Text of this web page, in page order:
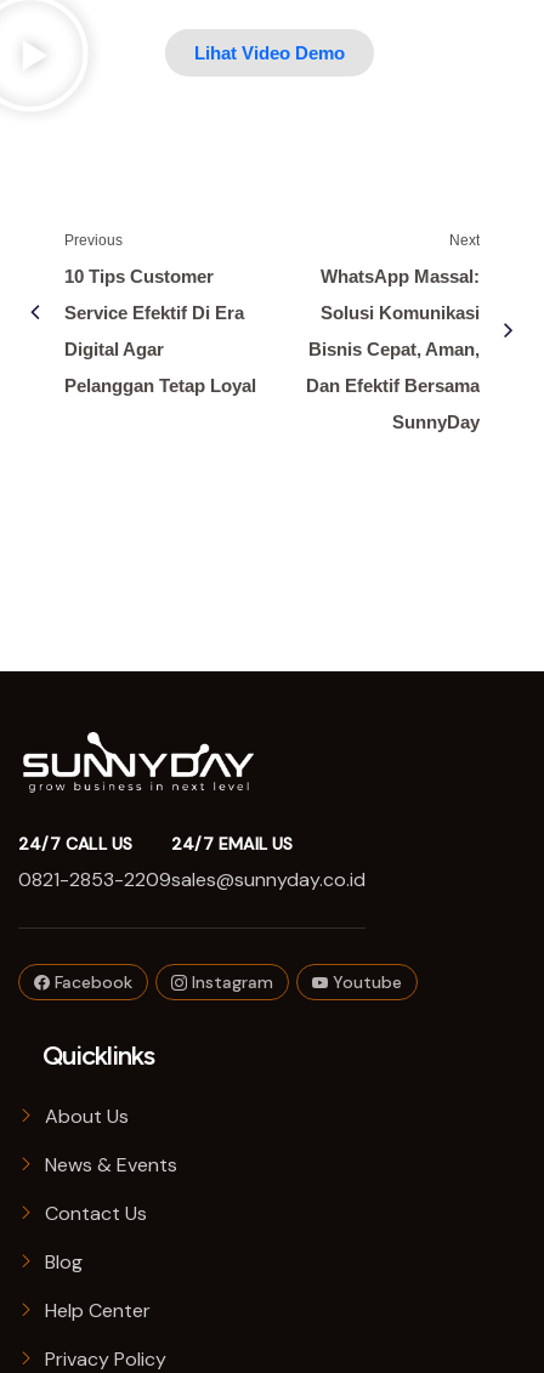
Lihat Video Demo
Previous
10 Tips Customer
Service Efektif Di Era
Digital Agar
Pelanggan Tetap Loyal
Next
WhatsApp Massal:
Solusi Komunikasi
Bisnis Cepat, Aman,
Dan Efektif Bersama
SunnyDay
24/7 CALL US
0821-2853-2209
24/7 EMAIL US
sales@sunnyday.co.id
Facebook Instagram Youtube
Quicklinks
About Us
News & Events
Contact Us
Blog
Help Center
Privacy Policy